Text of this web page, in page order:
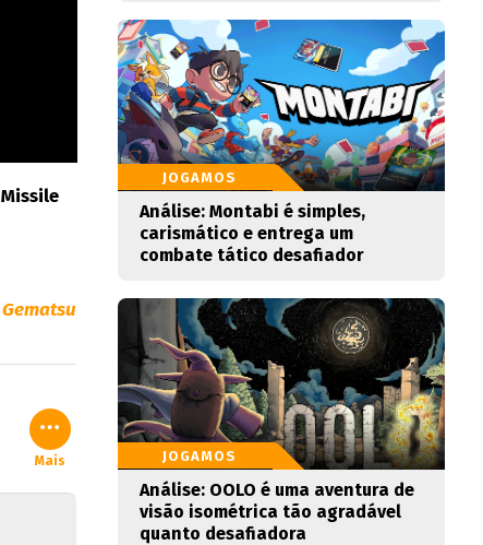
Missile
Gematsu
Mais
JOGAMOS
Análise: Montabi é simples,
carismático e entrega um
combate tático desafiador
JOGAMOS
Análise: OOLO é uma aventura de
visão isométrica tão agradável
quanto desafiadora